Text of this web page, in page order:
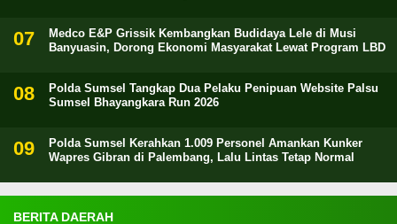
Medco E&P Grissik Kembangkan Budidaya Lele di Musi
Banyuasin, Dorong Ekonomi Masyarakat Lewat Program LBD
Polda Sumsel Tangkap Dua Pelaku Penipuan Website Palsu
Sumsel Bhayangkara Run 2026
Polda Sumsel Kerahkan 1.009 Personel Amankan Kunker
Wapres Gibran di Palembang, Lalu Lintas Tetap Normal
BERITA DAERAH